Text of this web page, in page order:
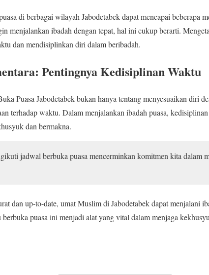
di berbagai wilayah Jabodetabek dapat mencapai beberapa
menjalankan ibadah dengan tepat, hal ini cukup berarti.
dan mendisiplinkan diri dalam beribadah.
Pentingnya Kedisiplinan Waktu
Puasa Jabodetabek bukan hanya tentang menyesuaikan diri
terhadap waktu. Dalam menjalankan ibadah puasa,
dan bermakna.
jadwal berbuka puasa mencerminkan komitmen kita dalam
dan up-to-date, umat Muslim di Jabodetabek dapat menjalani
puasa ini menjadi alat yang vital dalam menjaga